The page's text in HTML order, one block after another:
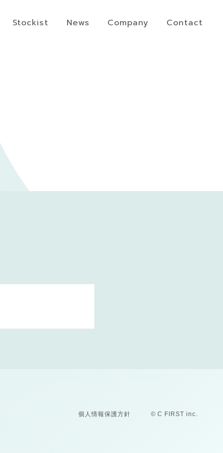
Stockist News Company Contact
個人情報保護方針 © C FIRST inc.